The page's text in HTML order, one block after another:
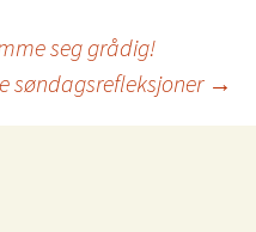
seg grådig!
søndagsrefleksjoner →